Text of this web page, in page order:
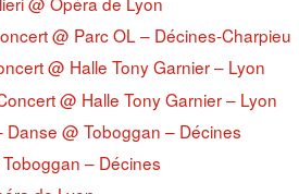
@ Parc OL – Décines-Charpieu
@ Halle Tony Garnier – Lyon
@ Halle Tony Garnier – Lyon
Danse @ Toboggan – Décines
– Décines